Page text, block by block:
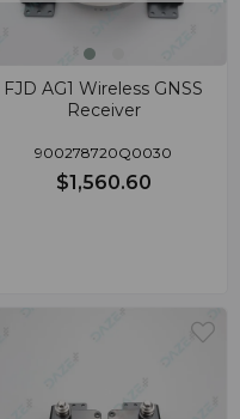
FJD AG1 Wireless GNSS
Receiver
900278720Q0030
$1,560.60